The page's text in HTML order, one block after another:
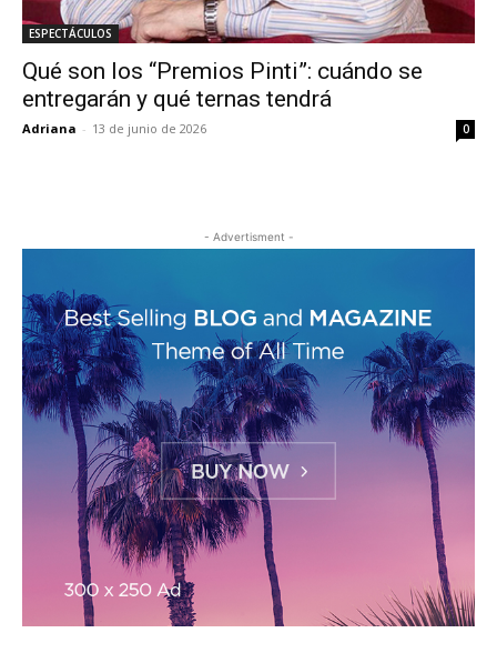
ESPECTÁCULOS
Qué son los “Premios Pinti”: cuándo se
entregarán y qué ternas tendrá
Adriana - 13 de junio de 2026 0
- Advertisment -